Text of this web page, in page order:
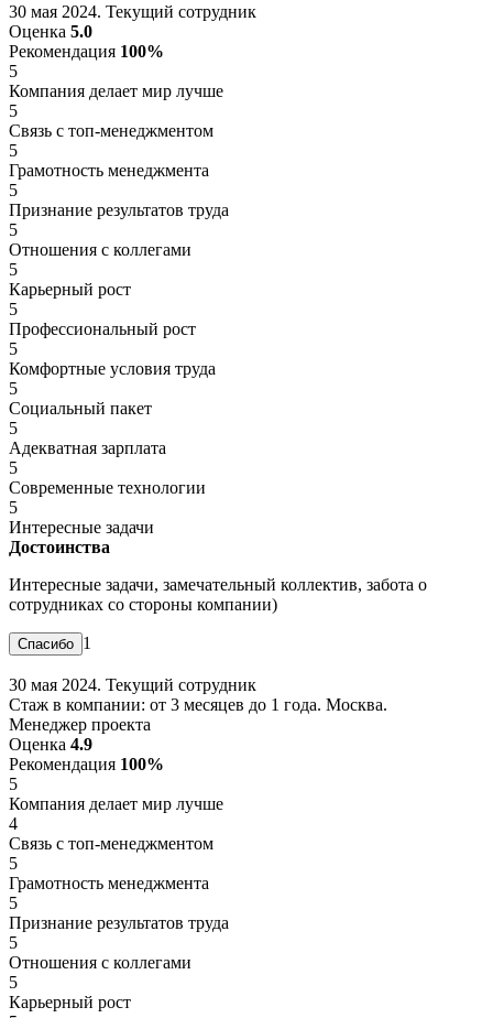
30 мая 2024. Текущий сотрудник
Оценка 5.0
Рекомендация 100%
5
Компания делает мир лучше
5
Связь с топ-менеджментом
5
Грамотность менеджмента
5
Признание результатов труда
5
Отношения с коллегами
5
Карьерный рост
5
Профессиональный рост
5
Комфортные условия труда
5
Социальный пакет
5
Адекватная зарплата
5
Современные технологии
5
Интересные задачи
Достоинства
Интересные задачи, замечательный коллектив, забота о
сотрудниках со стороны компании)
1
30 мая 2024. Текущий сотрудник
Стаж в компании: от 3 месяцев до 1 года. Москва.
Менеджер проекта
Оценка 4.9
Рекомендация 100%
5
Компания делает мир лучше
4
Связь с топ-менеджментом
5
Грамотность менеджмента
5
Признание результатов труда
5
Отношения с коллегами
5
Карьерный рост